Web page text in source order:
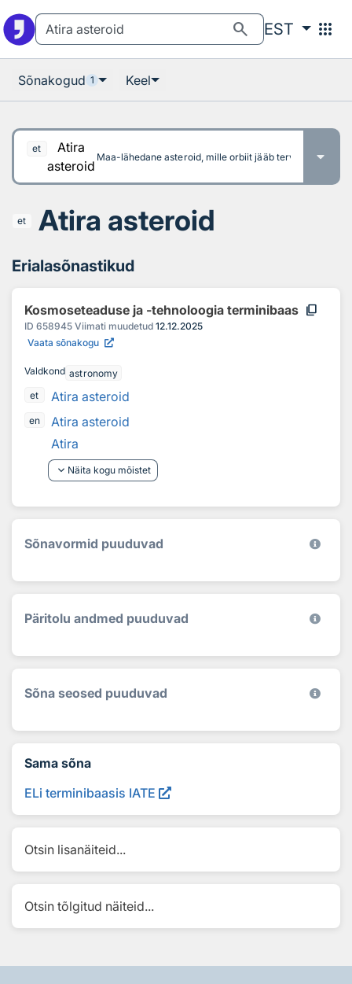
search EST apps
Sõnakogud 1 Keel
et
Atira
asteroid
Maa-lähedane asteroid, mille orbiit jääb tervenisti Maa
et Atira asteroid
Erialasõnastikud
Kosmoseteaduse ja -tehnoloogia terminibaas content_copy
ID 658945 Viimati muudetud 12.12.2025
Vaata sõnakogu
Valdkond astronomy
et
Atira asteroid
en
Atira asteroid
Atira
keyboard_arrow_down Näita kogu mõistet
Sõnavormid puuduvad
Päritolu andmed puuduvad
Sõna seosed puuduvad
Sama sõna
ELi terminibaasis IATE
Otsin lisanäiteid...
Otsin tõlgitud näiteid...